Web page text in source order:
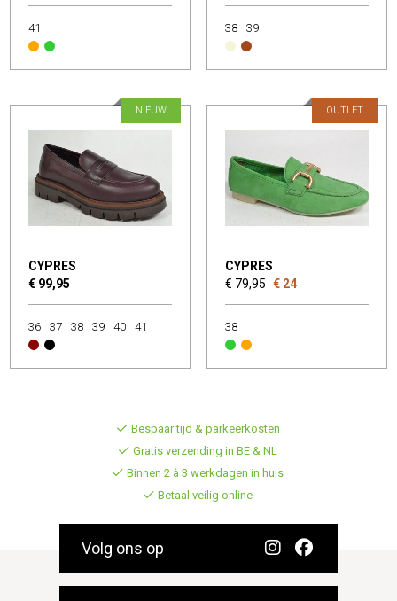
41 38 39
CYPRES
€ 99,95
NIEUW
36 37 38 39 40 41
CYPRES
€ 79,95 € 24
OUTLET
38
Bespaar tijd & parkeerkosten
Gratis verzending in BE & NL
Binnen 2 à 3 werkdagen in huis
Betaal veilig online
Volg ons op